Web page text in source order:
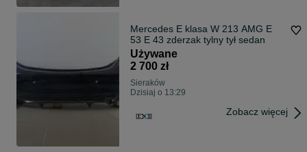
Mercedes E klasa W 213 AMG E
53 E 43 zderzak tylny tył sedan
Używane
2 700 zł
Sieraków
Dzisiaj o 13:29
Zobacz więcej